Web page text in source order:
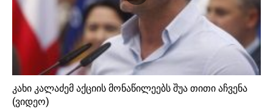
კახი კალაძემ აქციის მონაწილეებს შუა თითი აჩვენა
(ვიდეო)